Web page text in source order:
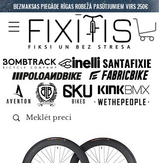
BEZMAKSAS PIEGĀDE RĪGAS ROBEŽĀ PASŪTJUMIEM VIRS 250€